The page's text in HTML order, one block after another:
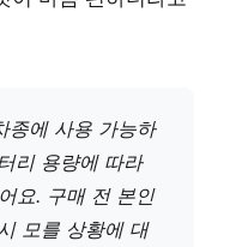
종에 사용 가능하
리 용량에 따라
요. 구매 전 본인
모를 상황에 대